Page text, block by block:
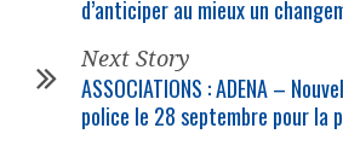
d’anticiper au mieux un
Next Story
ASSOCIATIONS : ADENA –
police le 28 septembre pour la